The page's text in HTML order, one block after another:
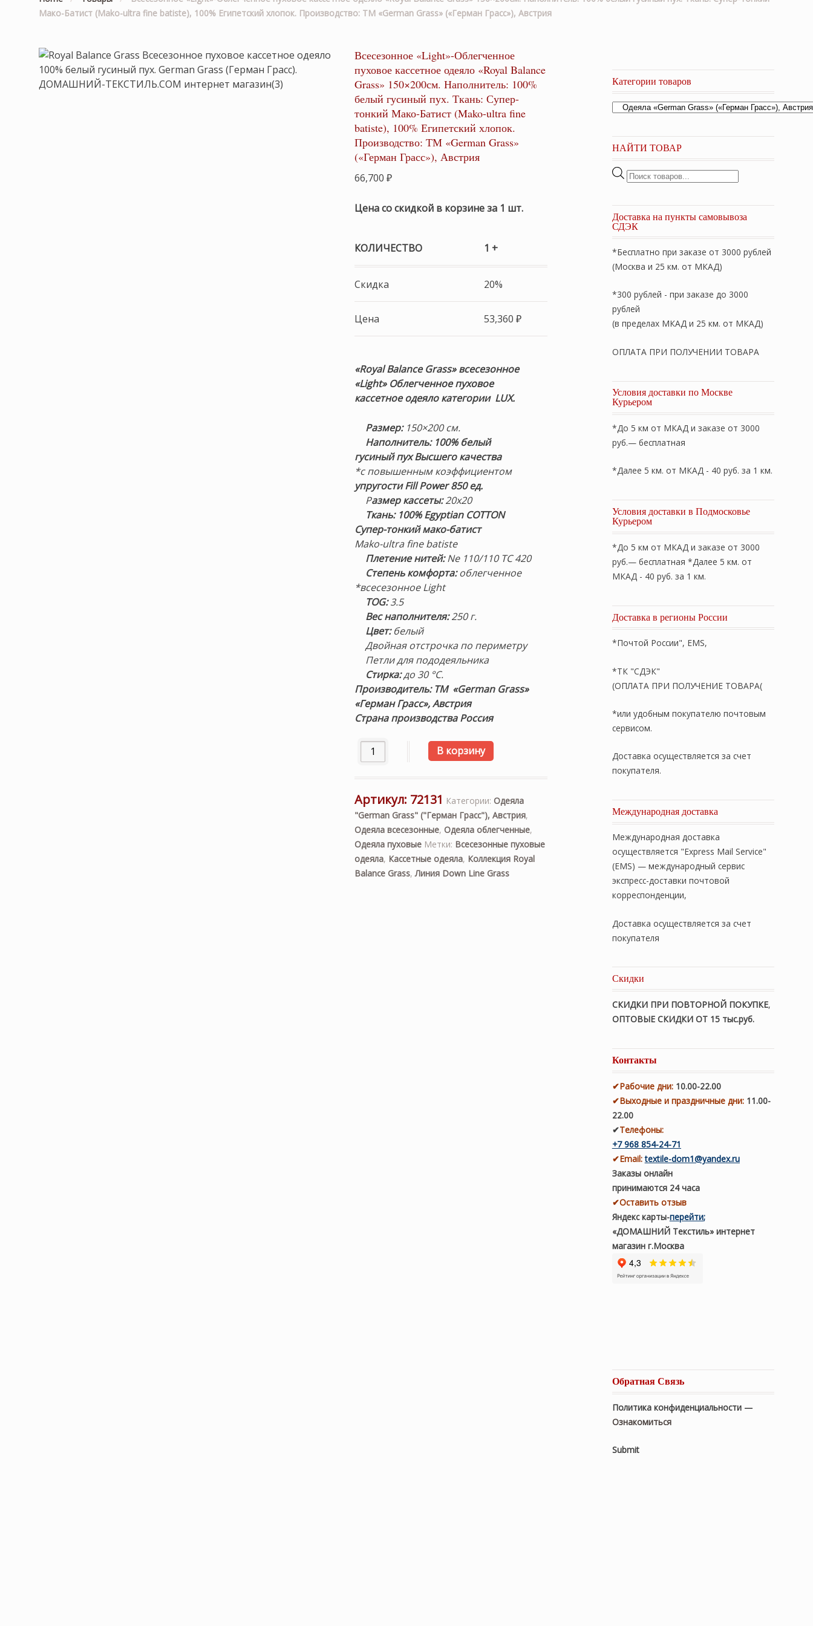
Мако-Батист (Mako-ultra fine batiste), 100% Египетский хлопок. Производство: ТМ «German Grass» («Герман Грасс»), Австрия
Всесезонное «Light»-Облегченное
пуховое кассетное одеяло «Royal Balance
Grass» 150×200см. Наполнитель: 100%
белый гусиный пух. Ткань: Супер-
тонкий Мако-Батист (Mako-ultra fine
batiste), 100% Египетский хлопок.
Производство: ТМ «German Grass»
(«Герман Грасс»), Австрия
66,700 ₽
Цена со скидкой в корзине за 1 шт.
КОЛИЧЕСТВО 1 +
Скидка 20%
Цена 53,360 ₽
«Royal Balance Grass» всесезонное
«Light» Облегченное пуховое
кассетноеодеялокатегории LUX.
Размер:150×200 см.
Наполнитель: 100% белый
гусиный пух Высшего качества
*с повышенным коэффициентом
упругости Fill Power 850 ед.
Размер кассеты:20х20
Ткань: 100% Egyptian COTTON
Супер-тонкий мако-батист
Mako-ultra fine batiste
Плетение нитей:Ne 110/110 TC 420
Степень комфорта:облегченное
*всесезонное Light
TOG:3.5
Вес наполнителя:250 г.
Цвет:белый
Двойная отстрочка по периметру
Петли для пододеяльника
Стирка:до 30 °С.
Производитель: ТМ «German Grass»
«Герман Грасс», Австрия
Страна производства Россия
Количество товара Всесезонное «Light»-Облегченное пуховое кассетное одеяло «Royal
В корзину
Артикул: 72131 Категории: Одеяла
"German Grass" ("Герман Грасс"), Австрия,
Одеяла всесезонные, Одеяла облегченные,
Одеяла пуховые Метки: Всесезонные пуховые
одеяла, Кассетные одеяла, Коллекция Royal
Balance Grass,Линия Down Line Grass
Категории товаров
НАЙТИ ТОВАР
Поиск
Доставка на пункты самовывоза
СДЭК
*Бесплатно при заказе от 3000 рублей
(Москва и 25 км. от МКАД)
*300 рублей - при заказе до 3000
рублей
(в пределах МКАД и 25 км. от МКАД)
ОПЛАТА ПРИ ПОЛУЧЕНИИ ТОВАРА
Условия доставки по Москве
Курьером
*До 5 км от МКАД и заказе от 3000
руб.— бесплатная
*Далее 5 км. от МКАД - 40 руб. за 1 км.
Условия доставки в Подмосковье
Курьером
*До 5 км от МКАД и заказе от 3000
руб.— бесплатная *Далее 5 км. от
МКАД - 40 руб. за 1 км.
Доставка в регионы России
*Почтой России", EMS,
*ТК "СДЭК"
(ОПЛАТА ПРИ ПОЛУЧЕНИЕ ТОВАРА(
*или удобным покупателю почтовым
сервисом.
Доставка осуществляется за счет
покупателя.
Международная доставка
Международная доставка
осуществляется "Express Mail Service"
(EMS) — международный сервис
экспресс-доставки почтовой
корреспонденции,
Доставка осуществляется за счет
покупателя
Скидки
СКИДКИ ПРИ ПОВТОРНОЙ ПОКУПКЕ,
ОПТОВЫЕ СКИДКИ ОТ 15 тыс.руб.
Контакты
✔Рабочие дни: 10.00-22.00
✔Выходные и праздничные дни:11.00-
22.00
✔Телефоны:
+7 968 854-24-71
✔Email: textile-dom1@yandex.ru
Заказы онлайн
принимаются 24 часа
✔Оставить отзыв
Яндекс карты-перейти;
«ДОМАШНИЙ Текстиль» интернет
магазин г.Москва
Обратная Связь
Политика конфиденциальности —
Ознакомиться
Submit